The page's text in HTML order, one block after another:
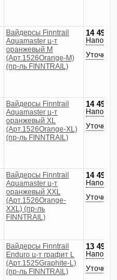
Вайдерсы Finntrail
Aquamaster ц-т
оранжевый M
(Арт.1526Orange-M)
(пр-ль FINNTRAIL)
14 490
Вайдерсы Finntrail
Aquamaster ц-т
оранжевый XL
(Арт.1526Orange-XL)
(пр-ль FINNTRAIL)
14 490
Вайдерсы Finntrail
Aquamaster ц-т
оранжевый XXL
(Арт.1526Orange-
XXL) (пр-ль
FINNTRAIL)
14 490
Вайдерсы Finntrail
Enduro ц-т графит L
(Арт.1525Graphite-L)
(пр-ль FINNTRAIL)
13 490